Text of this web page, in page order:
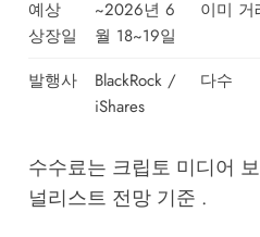
예상
상장일
~2026년 6
월 18~19일
이미 거
발행사
BlackRock /
iShares
다수
수수료는 크립토 미디어
널리스트 전망 기준 .